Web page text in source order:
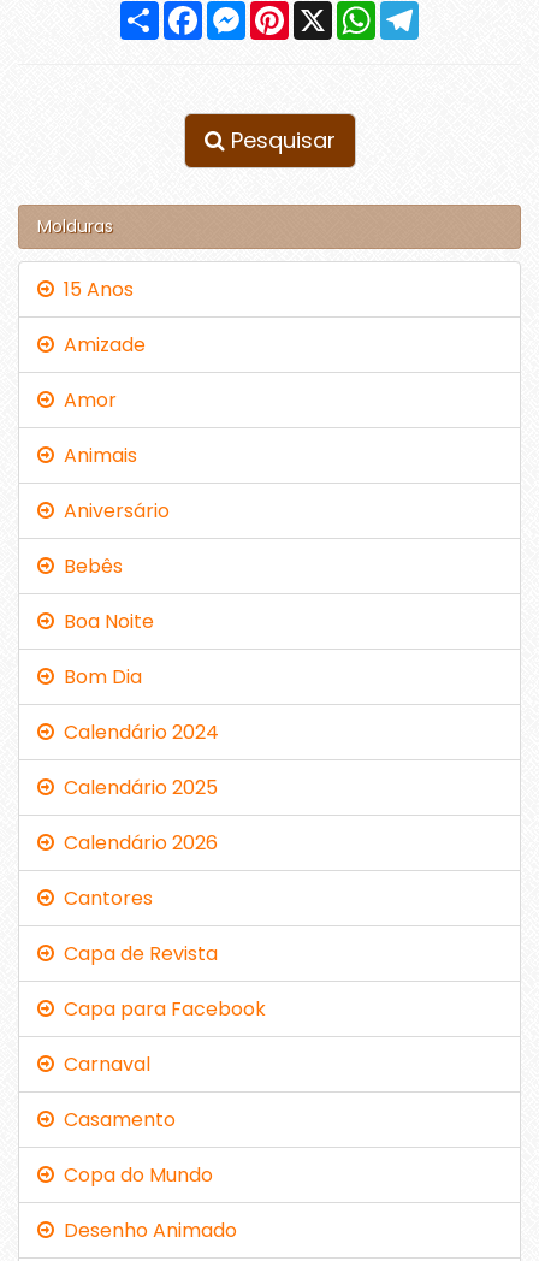
Compartilhar
FacebookMessenger
Pinterest
X WhatsApp
Pesquisar
Molduras
15 Anos
Amizade
Amor
Animais
Aniversário
Bebês
Boa Noite
Bom Dia
Calendário 2024
Calendário 2025
Calendário 2026
Cantores
Capa de Revista
Capa para Facebook
Carnaval
Casamento
Copa do Mundo
Desenho Animado